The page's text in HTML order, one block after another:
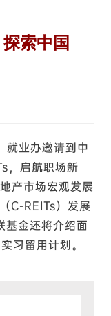
索中国
就业办邀请到中
，启航职场新
产市场宏观发展
C-REITs）发展
基金还将介绍面
习留用计划。